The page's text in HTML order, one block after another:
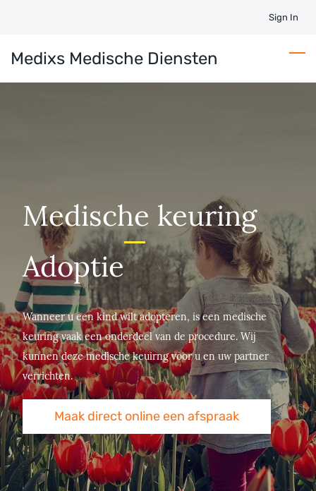
main
content
Sign In
Medixs Medische Diensten
Medische keuring
Adoptie
Wanneer u een kind wilt adopteren, is een medische
keuring vaak een onderdeel van de procedure. Wij
kunnen deze medische keuirng voor u en uw partner
verrichten.
Maak direct online een afspraak